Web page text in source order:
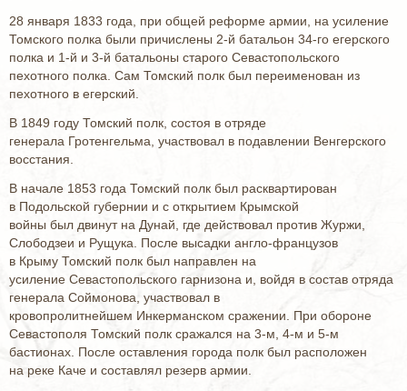
28 января 1833 года, при общей реформе армии, на усиление
Томского полка были причислены 2-й батальон 34-го егерского
полка и 1-й и 3-й батальоны старого Севастопольского
пехотного полка. Сам Томский полк был переименован из
пехотного в егерский.
В 1849 году Томский полк, состоя в отряде
генерала Гротенгельма, участвовал в подавлении Венгерского
восстания.
В начале 1853 года Томский полк был расквартирован
в Подольской губернии и с открытием Крымской
войны был двинут на Дунай, где действовал против Журжи,
Слободзеи и Рущука. После высадки англо-французов
в Крыму Томский полк был направлен на
усиление Севастопольского гарнизона и, войдя в состав отряда
генерала Соймонова, участвовал в
кровопролитнейшем Инкерманском сражении. При обороне
Севастополя Томский полк сражался на 3-м, 4-м и 5-м
бастионах. После оставления города полк был расположен
на реке Каче и составлял резерв армии.